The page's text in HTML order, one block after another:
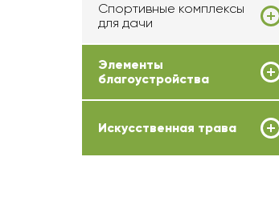
Спортивные комплексы
для дачи
Элементы
благоустройства
Искусственная трава